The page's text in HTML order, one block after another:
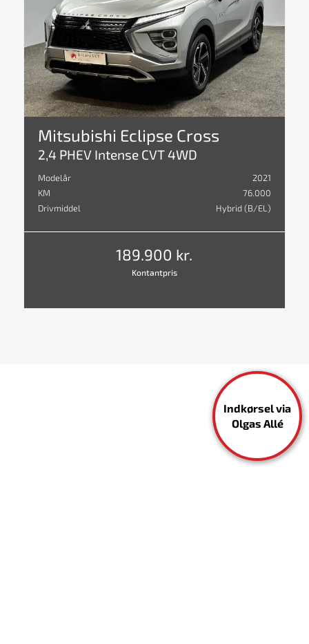
Mitsubishi Eclipse Cross
2,4 PHEV Intense CVT 4WD
189.900 kr.
Kontantpris
2021
Modelår
76.000
KM
Hybrid (B/EL)
Drivmiddel
Indkørsel via
Olgas Allé